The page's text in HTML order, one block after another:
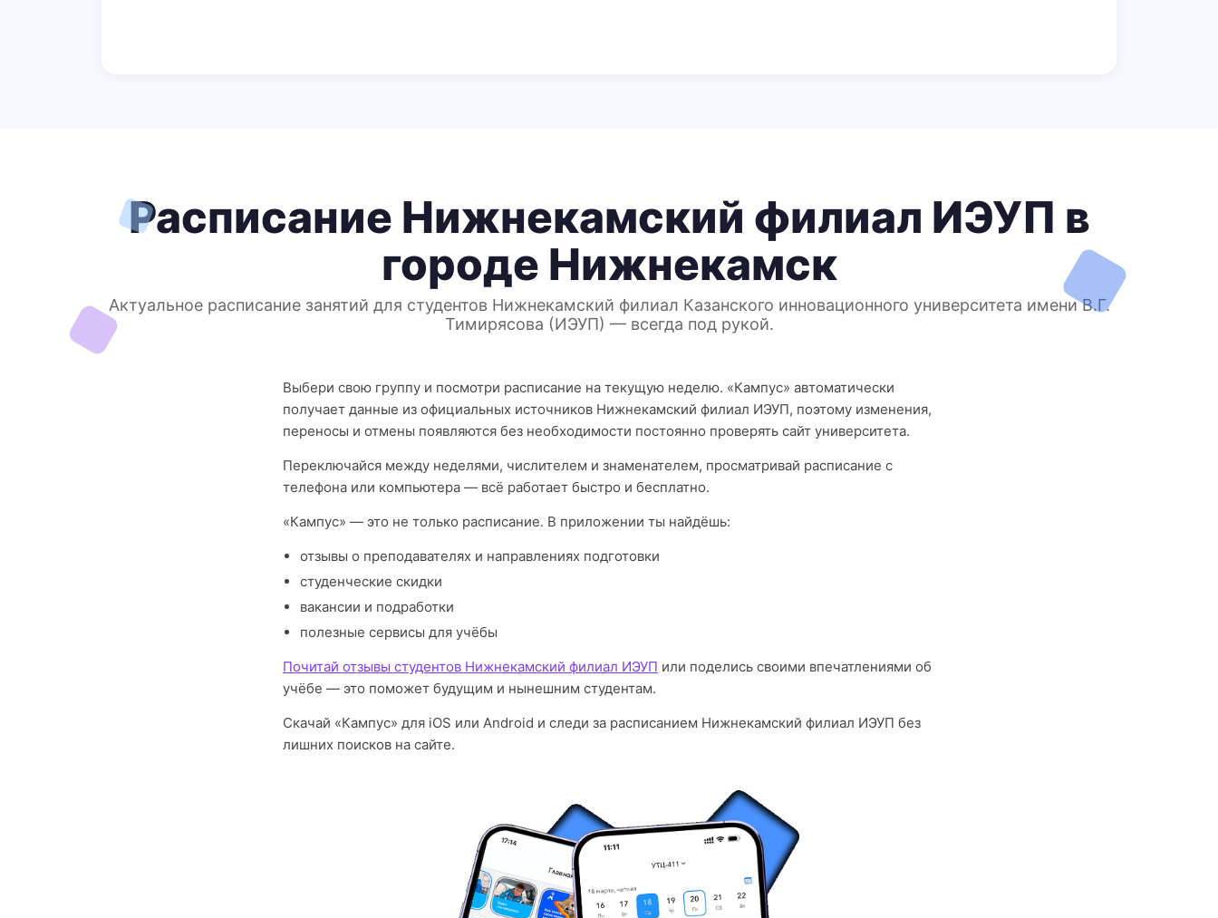
Расписание Нижнекамский филиал ИЭУП в
городе Нижнекамск
Актуальное расписание занятий для студентов Нижнекамский филиал Казанского инновационного университета имени В.Г.
Тимирясова (ИЭУП) — всегда под рукой.
Выбери свою группу и посмотри расписание на текущую неделю. «Кампус» автоматически
получает данные из официальных источников Нижнекамский филиал ИЭУП, поэтому изменения,
переносы и отмены появляются без необходимости постоянно проверять сайт университета.
Переключайся между неделями, числителем и знаменателем, просматривай расписание с
телефона или компьютера — всё работает быстро и бесплатно.
«Кампус» — это не только расписание. В приложении ты найдёшь:
отзывы о преподавателях и направлениях подготовки
студенческие скидки
вакансии и подработки
полезные сервисы для учёбы
Почитай отзывы студентов Нижнекамский филиал ИЭУП или поделись своими впечатлениями об
учёбе — это поможет будущим и нынешним студентам.
Скачай «Кампус» для iOS или Android и следи за расписанием Нижнекамский филиал ИЭУП без
лишних поисков на сайте.